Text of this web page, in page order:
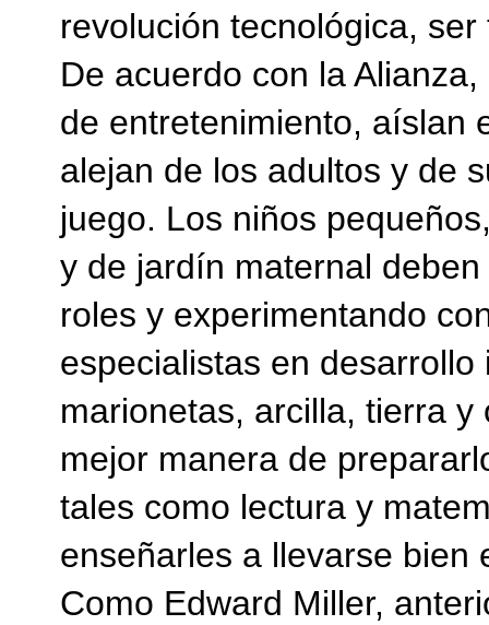
revolución tecnológica,
De acuerdo con la
de entretenimiento, aíslan
alejan de los adultos y de
juego. Los niños
y de jardín maternal
roles y experimentando
especialistas en
marionetas, arcilla, tierra
mejor manera de
tales como lectura y
enseñarles a llevarse bien
Como Edward Miller,